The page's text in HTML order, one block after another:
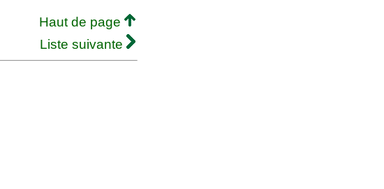
Haut de page
Liste suivante